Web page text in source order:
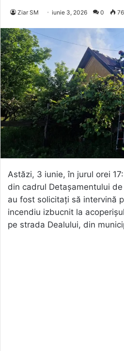
Ziar SM iunie 3, 2026 0 76
Astăzi, 3 iunie, în jurul orei
din cadrul Detașamentului
au fost solicitați să intervină
incendiu izbucnit la
pe strada Dealului, din